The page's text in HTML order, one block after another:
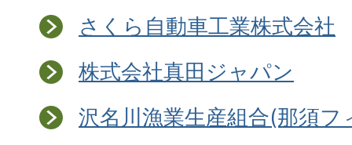
さくら自動車工業株式会社
株式会社真田ジャパン
沢名川漁業生産組合(那須